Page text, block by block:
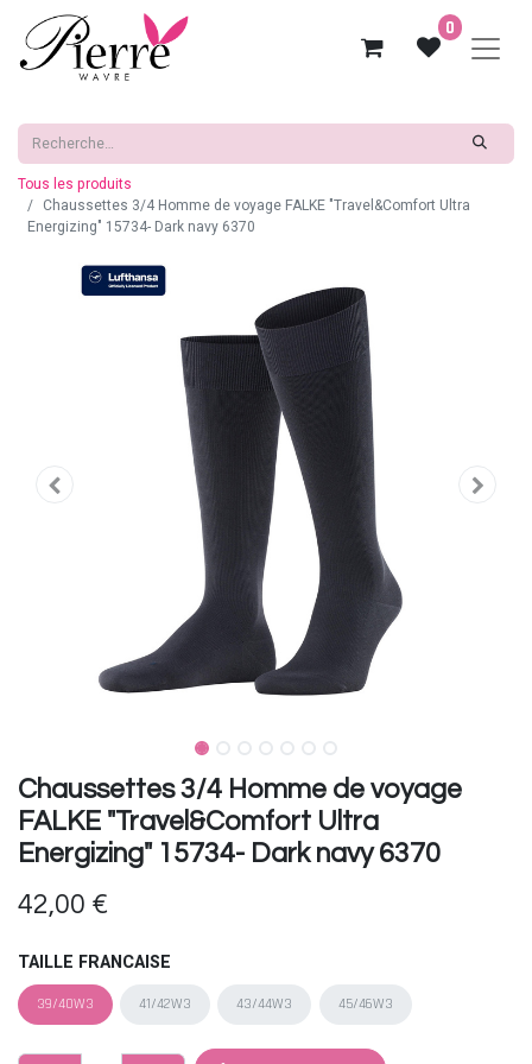
0
Tous les produits
Chaussettes 3/4 Homme de voyage FALKE "Travel&Comfort Ultra
Energizing" 15734- Dark navy 6370
Chaussettes 3/4 Homme de voyage
FALKE "Travel&Comfort Ultra
Energizing" 15734- Dark navy 6370
42,00 €
TAILLE FRANCAISE
39/40W3 41/42W3 43/44W3 45/46W3